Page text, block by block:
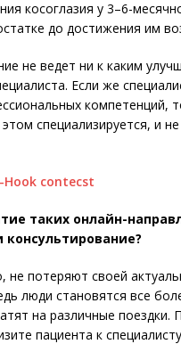
косоглазия у 3–6-
до достижения им
не ведет ни к каким
Если же
компетенций,
специализируется, и
таких онлайн-
потеряют своей
люди становятся все
на различные поездки.
пациента к